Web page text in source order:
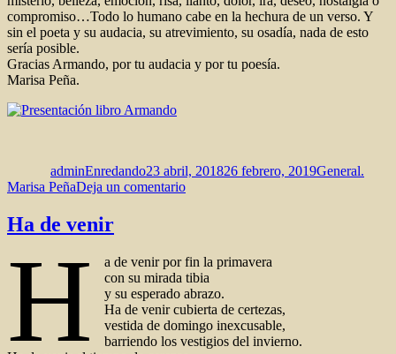
compromiso…Todo lo humano cabe en la hechura de un verso. Y
sin el poeta y su audacia, su atrevimiento, su osadía, nada de esto
sería posible.
Gracias Armando, por tu audacia y por tu poesía.
Marisa Peña.
adminEnredando23 abril, 201826 febrero, 2019General.
Marisa PeñaDeja un comentarioen
de
Armando
Silles.
Ha de venir
H
a de venir por fin la primavera
con su mirada tibia
y su esperado abrazo.
Ha de venir cubierta de certezas,
vestida de domingo inexcusable,
barriendo los vestigios del invierno.